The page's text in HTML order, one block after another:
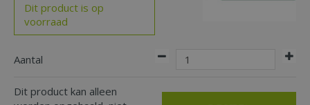
Dit product is op
voorraad
Aantal
Dit product kan alleen